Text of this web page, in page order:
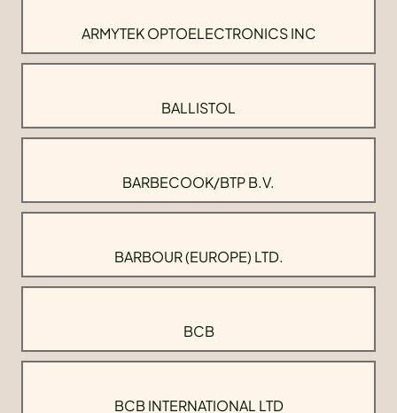
ARMYTEK OPTOELECTRONICS INC
BALLISTOL
BARBECOOK/BTP B.V.
BARBOUR (EUROPE) LTD.
BCB
BCB INTERNATIONAL LTD